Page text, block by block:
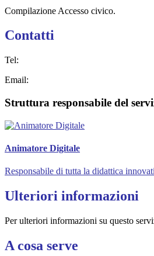
Compilazione Accesso civico.
Contatti
Tel:
Email:
Struttura responsabile del
Animatore Digitale
Responsabile di tutta la didattica
Ulteriori informazioni
Per ulteriori informazioni su questo
A cosa serve